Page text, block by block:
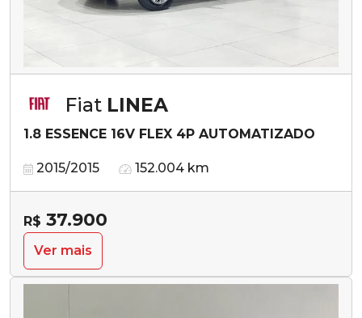
Fiat LINEA
1.8 ESSENCE 16V FLEX 4P AUTOMATIZADO
2015/2015 152.004 km
R$ 37.900
Ver mais